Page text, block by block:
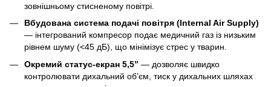
зовнішньому стисненому повітрі.
Вбудована система подачі повітря (Internal Air Supply)
— інтегрований компресор подає медичний газ із низьким
рівнем шуму (<45 дБ), що мінімізує стрес у тварин.
Окремий статус-екран 5,5” — дозволяє швидко
контролювати дихальний об’єм, тиск у дихальних шляхах